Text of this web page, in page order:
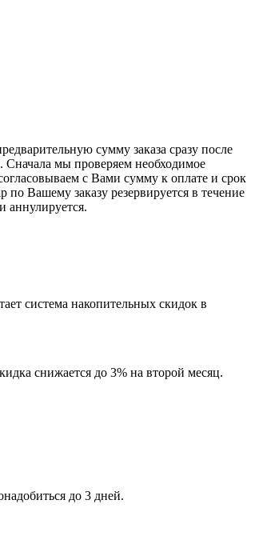
сумму заказа сразу после
Сначала мы проверяем необходимое
с Вами сумму к оплате и срок
Вашему заказу резервируется в течение
аннулируется.
система накопительных скидок в
снижается до 3% на второй месяц.
до 3 дней.